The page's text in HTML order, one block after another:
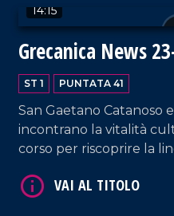
14:15
Grecanica News
ST 1 PUNTATA 41
San Gaetano Catanoso
incontrano la vitalità
corso per riscoprire la
calabrese del
VAI AL TITOLO